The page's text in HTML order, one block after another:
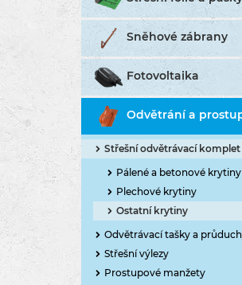
Sněhové zábrany
Fotovoltaika
Odvětrání a prostupy
Střešní odvětrávací komplet
Pálené a betonové krytiny
Plechové krytiny
Ostatní krytiny
Odvětrávací tašky a
Střešní výlezy
Prostupové manžety